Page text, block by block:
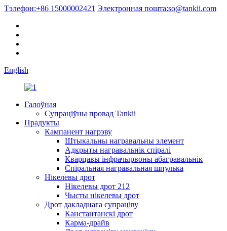
Тэлефон:+86 15000002421 Электронная пошта:so@tankii.com
English
Галоўная
Супраціўны провад Tankii
Прадукты
Кампанент нагрэву
Штыкальны награвальны элемент
Адкрыты награвальнік спіралі
Кварцавы інфрачырвоны абагравальнік
Спіральная награвальная шпулька
Нікелевы дрот
Нікелевы дрот 212
Чысты нікелевы дрот
Дрот дакладнага супраціву
Канстантанскі дрот
Карма-драйв